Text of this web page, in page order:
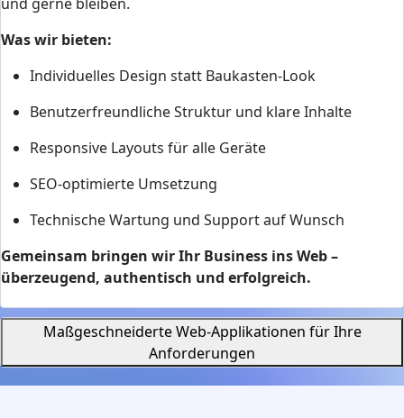
Was wir bieten:
Individuelles Design statt Baukasten-Look
Benutzerfreundliche Struktur und klare Inhalte
Responsive Layouts für alle Geräte
SEO-optimierte Umsetzung
Technische Wartung und Support auf Wunsch
Gemeinsam bringen wir Ihr Business ins Web –
überzeugend, authentisch und erfolgreich.
Maßgeschneiderte Web-Applikationen für Ihre
Anforderungen